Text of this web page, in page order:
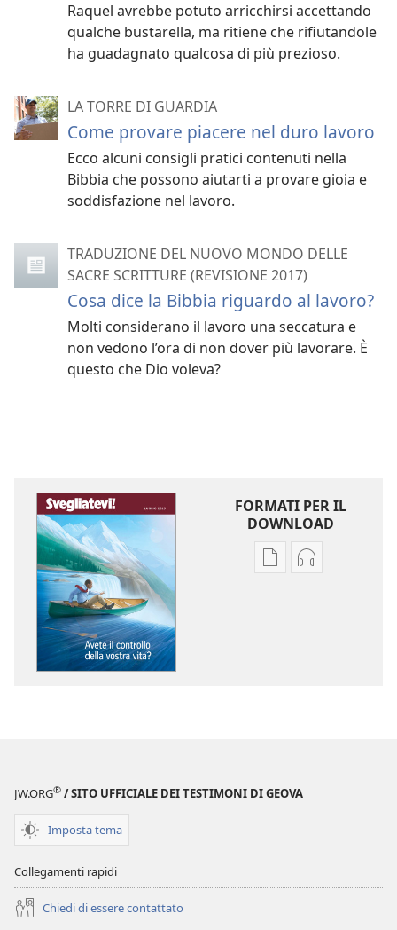
Raquel avrebbe potuto arricchirsi accettando
qualche bustarella, ma ritiene che rifiutandole
ha guadagnato qualcosa di più prezioso.
LA TORRE DI GUARDIA
Come provare piacere nel duro lavoro
Ecco alcuni consigli pratici contenuti nella
Bibbia che possono aiutarti a provare gioia e
soddisfazione nel lavoro.
TRADUZIONE DEL NUOVO MONDO DELLE
SACRE SCRITTURE (REVISIONE 2017)
Cosa dice la Bibbia riguardo al lavoro?
Molti considerano il lavoro una seccatura e
non vedono l’ora di non dover più lavorare. È
questo che Dio voleva?
FORMATI PER IL
DOWNLOAD
Opzioni
vostra
Opzioni
JW.ORG® / SITO UFFICIALE DEI TESTIMONI DI GEOVA
Imposta tema
Collegamenti rapidi
Chiedi di essere contattato